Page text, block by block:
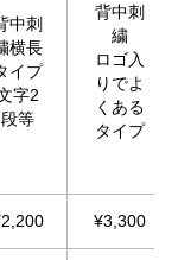
中刺
横長
イプ
字2
段等
背中刺
繍
ロゴ入
りでよ
くある
タイプ
¥3,300